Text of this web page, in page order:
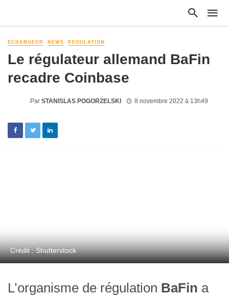
ECHANGEUR NEWS REGULATION
Le régulateur allemand BaFin
recadre Coinbase
Par STANISLAS POGORZELSKI 8 novembre 2022 à 13h49
Crédit : Shutterstock
L’organisme de régulation BaFin a